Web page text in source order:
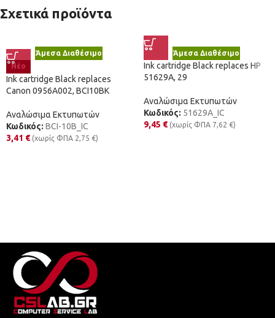
Σχετικά προϊόντα
Άμεσα Διαθέσιμο
Νέο
Ink cartridge Black replaces
Canon 0956A002, BCI10BK
Αναλώσιμα Εκτυπωτών
Κωδικός: BCI-10B_IC
3,41 € (χωρίς ΦΠΑ 2,75 €)
Άμεσα Διαθέσιμο
Ink cartridge Black replaces HP
51629A, 29
Αναλώσιμα Εκτυπωτών
Κωδικός: 51629A_IC
9,45 € (χωρίς ΦΠΑ 7,62 €)